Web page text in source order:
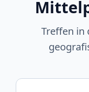
Treffen in